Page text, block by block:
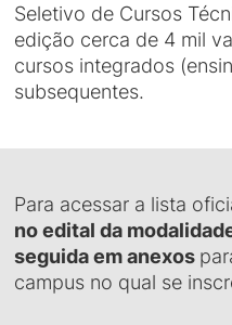
Seletivo de Cursos
edição cerca de 4 mil
cursos integrados
subsequentes.
Para acessar a lista
no edital da
seguida emanexos
campus no qual se